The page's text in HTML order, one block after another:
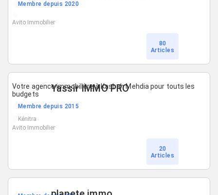
Membre depuis 2020
Avito Immobilier
80
Articles
Yassir IMMO PRO
Votre agence immobilière à Kasbah Mehdia pour touts les
budgets
Membre depuis 2015
Kénitra
Avito Immobilier
20
Articles